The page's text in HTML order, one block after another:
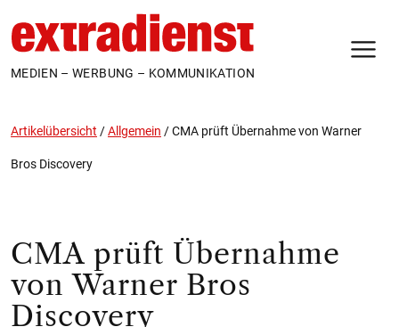
MEDIEN – WERBUNG – KOMMUNIKATION
Artikelübersicht /Allgemein /CMA prüft Übernahme von Warner
Bros Discovery
CMA prüft Übernahme
von Warner Bros
Discovery